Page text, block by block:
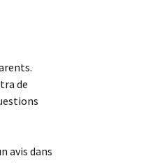
de
avis dans